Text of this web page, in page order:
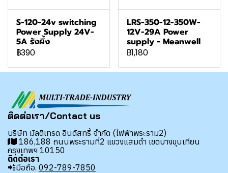
S-120-24v switching
Power Supply 24V-
5A รังผึ้ง
฿390
LRS-350-12-350W-
12V-29A Power
supply - Meanwell
฿1,180
ติดต่อเรา/Contact us
บริษัท มัลติเทรด อินดัสทรี้ จำกัด (ไฟฟ้าพระราม2)
186,188 ถนนพระรามที่2 แขวงแสมดำ เขตบางขุนเทียน
กรุงเทพฯ 10150
ติดต่อเรา
📲มือถือ. 092-789-7850